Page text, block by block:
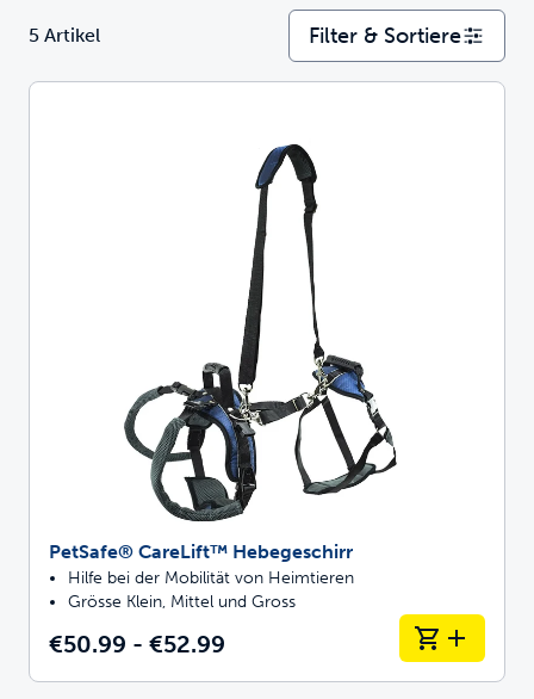
5 Artikel Filter & Sortiere
PetSafe® CareLift™ Hebegeschirr
Hilfe bei der Mobilität von Heimtieren
Grösse Klein, Mittel und Gross
€50.99 - €52.99